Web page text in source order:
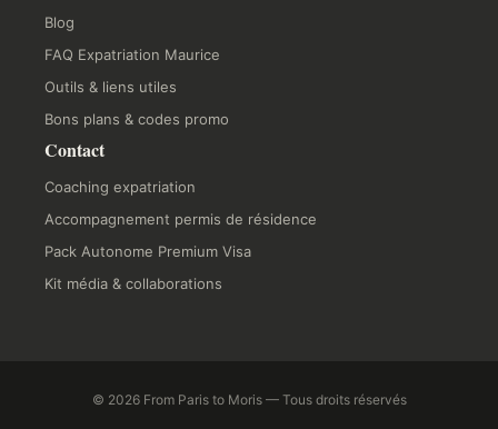
Blog
FAQ Expatriation Maurice
Outils & liens utiles
Bons plans & codes promo
Contact
Coaching expatriation
Accompagnement permis de résidence
Pack Autonome Premium Visa
Kit média & collaborations
© 2026 From Paris to Moris — Tous droits réservés